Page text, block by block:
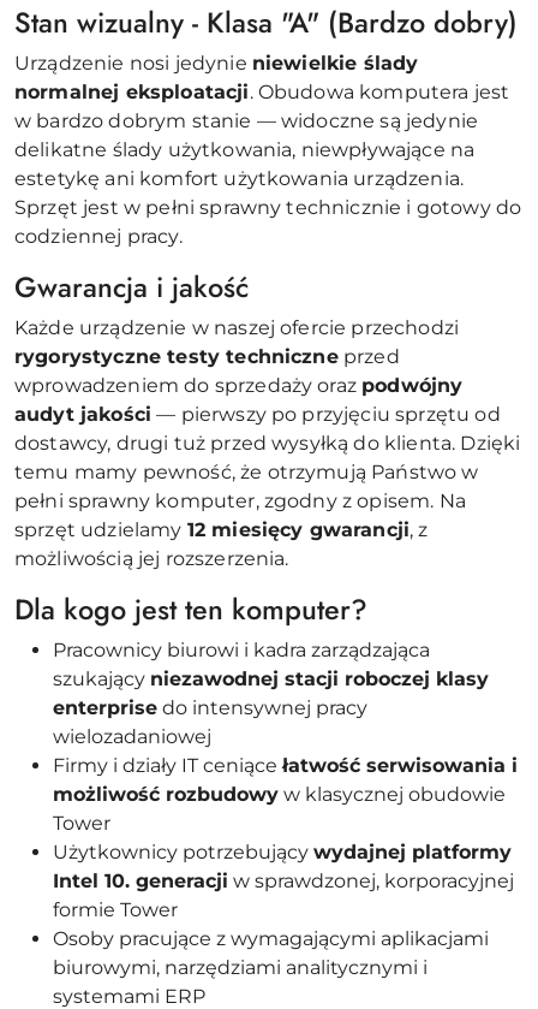
Stan wizualny - Klasa "A" (Bardzo dobry)
Urządzenie nosi jedynie niewielkie ślady
normalnej eksploatacji. Obudowa komputera jest
w bardzo dobrym stanie — widoczne są jedynie
delikatne ślady użytkowania, niewpływające na
estetykę ani komfort użytkowania urządzenia.
Sprzęt jest w pełni sprawny technicznie i gotowy do
codziennej pracy.
Gwarancja i jakość
Każde urządzenie w naszej ofercie przechodzi
rygorystyczne testy techniczneprzed
wprowadzeniem do sprzedaży oraz podwójny
audyt jakości — pierwszy po przyjęciu sprzętu od
dostawcy, drugi tuż przed wysyłką do klienta. Dzięki
temu mamy pewność, że otrzymują Państwo w
pełni sprawny komputer, zgodny z opisem. Na
sprzęt udzielamy 12 miesięcy gwarancji, z
możliwością jej rozszerzenia.
Dla kogo jest ten komputer?
Pracownicy biurowi i kadra zarządzająca
szukający niezawodnej stacji roboczej klasy
enterprise do intensywnej pracy
wielozadaniowej
Firmy i działy IT ceniącełatwość serwisowania i
możliwość rozbudowy w klasycznej obudowie
Tower
Użytkownicy potrzebujący wydajnej platformy
Intel 10. generacji w sprawdzonej, korporacyjnej
formie Tower
Osoby pracujące z wymagającymi aplikacjami
biurowymi, narzędziami analitycznymi i
systemami ERP